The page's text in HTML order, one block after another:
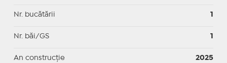
Nr. bucătării 1
Nr. băi/GS 1
An construcție 2025